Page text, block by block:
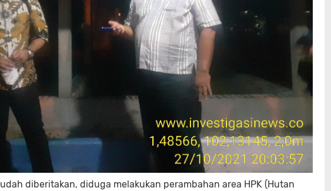
diberitakan, diduga melakukan perambahan area HPK (Hutan